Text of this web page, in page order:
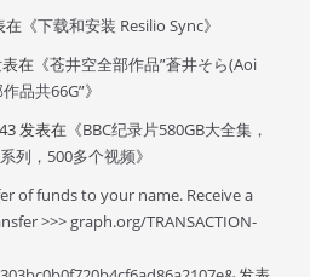
在《下载和安装 Resilio Sync》
在《苍井空全部作品”蒼井そら(Aoi
品共66G”》
发表在《BBC纪录片580GB大全集，
列，500多个视频》
of funds to your name. Receive a
>>> graph.org/TRANSACTION-